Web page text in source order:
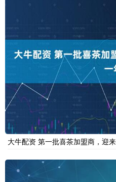
大牛配资 第一批喜茶加盟商，迎